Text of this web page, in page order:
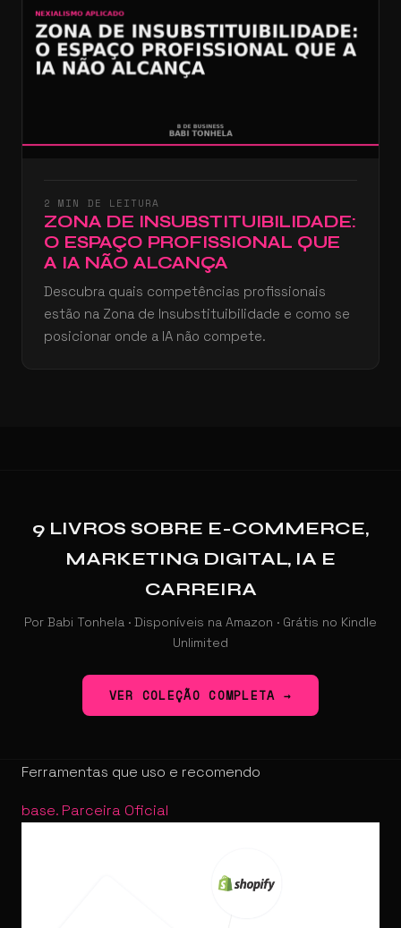
2 MIN DE LEITURA
ZONA DE INSUBSTITUIBILIDADE:
O ESPAÇO PROFISSIONAL QUE
A IA NÃO ALCANÇA
Descubra quais competências profissionais
estão na Zona de Insubstituibilidade e como se
posicionar onde a IA não compete.
9 LIVROS SOBRE E-COMMERCE,
MARKETING DIGITAL, IA E
CARREIRA
Por Babi Tonhela · Disponíveis na Amazon · Grátis no Kindle
Unlimited
VER COLEÇÃO COMPLETA →
Ferramentas que uso e recomendo
base. Parceira Oficial